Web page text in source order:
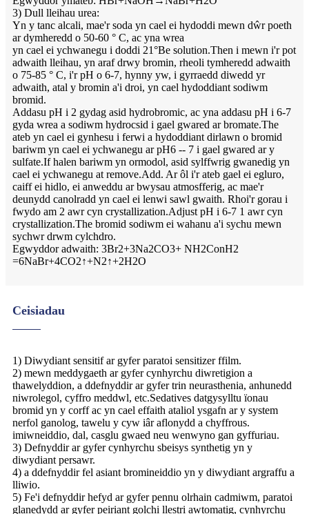
3) Dull lleihau urea:
Yn y tanc alcali, mae'r soda yn cael ei hydoddi mewn dŵr poeth
ar dymheredd o 50-60 ° C, ac yna wrea
yn cael ei ychwanegu i doddi 21°Be solution.Then i mewn i'r pot
adwaith lleihau, yn araf drwy bromin, rheoli tymheredd adwaith
o 75-85 ° C, i'r pH o 6-7, hynny yw, i gyrraedd diwedd yr
adwaith, atal y bromin a'i droi, yn cael hydoddiant sodiwm
bromid.
Addasu pH i 2 gydag asid hydrobromic, ac yna addasu pH i 6-7
gyda wrea a sodiwm hydrocsid i gael gwared ar bromate.The
ateb yn cael ei gynhesu i ferwi a hydoddiant dirlawn o bromid
bariwm yn cael ei ychwanegu ar pH6 -- 7 i gael gwared ar y
sulfate.If halen bariwm yn ormodol, asid sylffwrig gwanedig yn
cael ei ychwanegu at remove.Add. Ar ôl i'r ateb gael ei egluro,
caiff ei hidlo, ei anweddu ar bwysau atmosfferig, ac mae'r
deunydd canolradd yn cael ei lenwi sawl gwaith. Rhoi'r gorau i
fwydo am 2 awr cyn crystallization.Adjust pH i 6-7 1 awr cyn
crystallization.The bromid sodiwm ei wahanu a'i sychu mewn
sychwr drwm cylchdro.
Egwyddor adwaith: 3Br2+3Na2CO3+ NH2ConH2
=6NaBr+4CO2↑+N2↑+2H2O
Ceisiadau
1) Diwydiant sensitif ar gyfer paratoi sensitizer ffilm.
2) mewn meddygaeth ar gyfer cynhyrchu diwretigion a
thawelyddion, a ddefnyddir ar gyfer trin neurasthenia, anhunedd
niwrolegol, cyffro meddwl, etc.Sedatives datgysylltu ïonau
bromid yn y corff ac yn cael effaith ataliol ysgafn ar y system
nerfol ganolog, tawelu y cyw iâr aflonydd a chyffrous.
imiwneiddio, dal, casglu gwaed neu wenwyno gan gyffuriau.
3) Defnyddir ar gyfer cynhyrchu sbeisys synthetig yn y
diwydiant persawr.
4) a ddefnyddir fel asiant bromineiddio yn y diwydiant argraffu a
lliwio.
5) Fe'i defnyddir hefyd ar gyfer pennu olrhain cadmiwm, paratoi
glanedydd ar gyfer peiriant golchi llestri awtomatig, cynhyrchu